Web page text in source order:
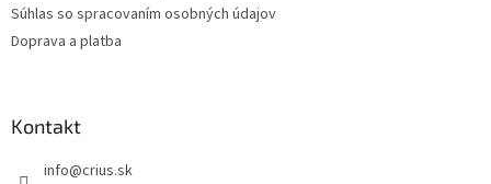
Súhlas so spracovaním osobných údajov
Doprava a platba
Kontakt
info@crius.sk